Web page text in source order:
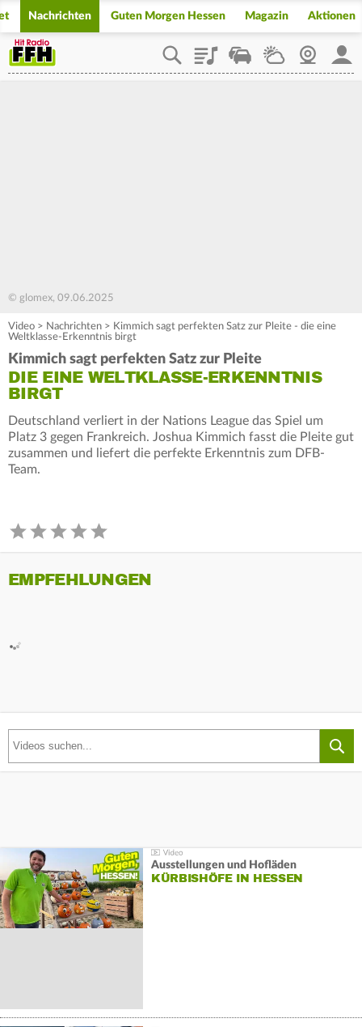
Nachrichten Guten Morgen Hessen Magazin Aktionen
PlaylistStaupilotWetterWebcam
© glomex, 09.06.2025
Video > Nachrichten > Kimmich sagt perfekten Satz zur Pleite - die eine
Weltklasse-Erkenntnis birgt
Kimmich sagt perfekten Satz zur Pleite
DIE EINE WELTKLASSE-ERKENNTNIS
BIRGT
Deutschland verliert in der Nations League das Spiel um
Platz 3 gegen Frankreich. Joshua Kimmich fasst die Pleite gut
zusammen und liefert die perfekte Erkenntnis zum DFB-
Team.
EMPFEHLUNGEN
Ausstellungen und Hofläden
KÜRBISHÖFE IN HESSEN